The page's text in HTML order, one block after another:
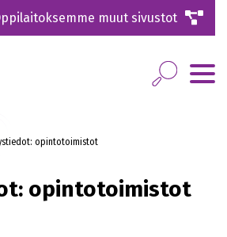
muut sivustot
opintotoimistot
opintotoimistot